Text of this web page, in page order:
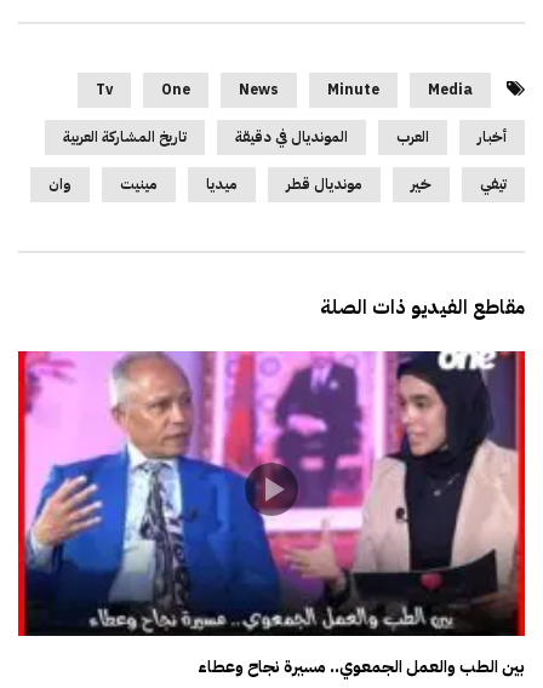
Media
Minute
News
One
Tv
أخبار العرب المونديال في دقيقة تاريخ المشاركة العربية
تيفي خير مونديال قطر ميديا مينيت وان
مقاطع الفيديو ذات الصلة
بين الطب والعمل الجمعوي.. مسيرة نجاح وعطاء